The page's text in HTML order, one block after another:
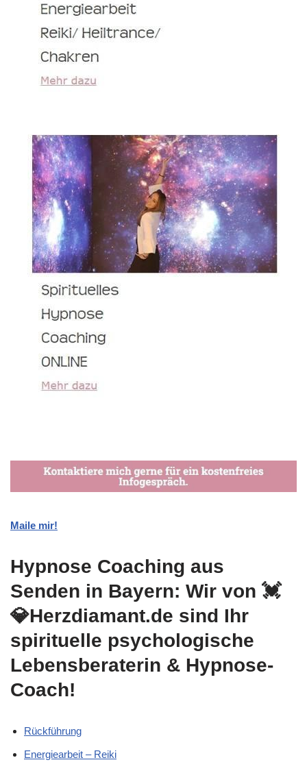
Maile mir!
Hypnose Coaching aus
Senden in Bayern: Wir von 💓️
💎Herzdiamant.de sind Ihr
spirituelle psychologische
Lebensberaterin & Hypnose-
Coach!
Rückführung
Energiearbeit – Reiki